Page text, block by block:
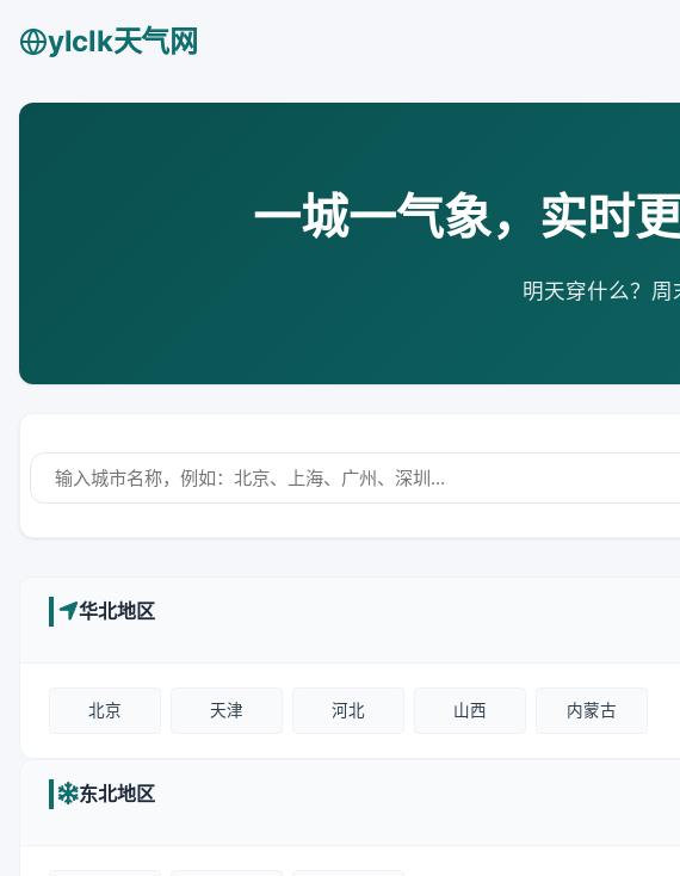
ylclk天气网
一城一气象，实时
明天穿什么？周
华北地区
北京 天津 河北 山西 内蒙古
东北地区